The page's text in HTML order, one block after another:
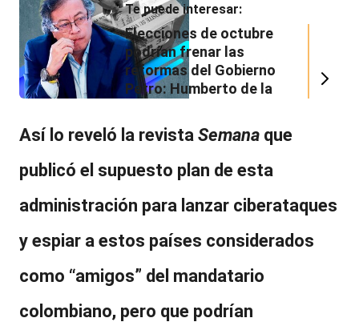
Te puede interesar:
Elecciones de octubre
podrían frenar las
reformas del Gobierno
Petro: Humberto de la
las razones
Así lo reveló la revista Semana que
publicó el supuesto plan de esta
administración para lanzar ciberataques
y espiar a estos países considerados
como “amigos” del mandatario
colombiano, pero que podrían